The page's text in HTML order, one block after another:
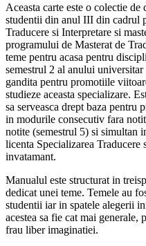
Aceasta carte este o colectie
studentii din anul III din cadrul
Traducere si Interpretare si
programului de Masterat de
teme pentru acasa pentru
semestrul 2 al anului
gandita pentru promotiile
studieze aceasta specializare.
sa serveasca drept baza pentru
in modurile consecutiv fara
notite (semestrul 5) si simultan
licenta Specializarea
invatamant.
Manualul este structurat in
dedicat unei teme. Temele au
studentii iar in spatele alegerii
acestea sa fie cat mai generale,
frau liber imaginatiei.